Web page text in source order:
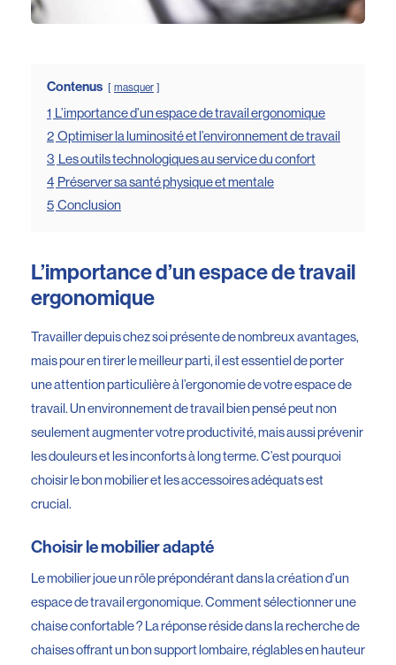
Contenus masquer
1 L’importance d’un espace de travail ergonomique
2 Optimiser la luminosité et l’environnement de travail
3 Les outils technologiques au service du confort
4 Préserver sa santé physique et mentale
5 Conclusion
L’importance d’un espace de travail
ergonomique
Travailler depuis chez soi présente de nombreux avantages,
mais pour en tirer le meilleur parti, il est essentiel de porter
une attention particulière à l’ergonomie de votre espace de
travail. Un environnement de travail bien pensé peut non
seulement augmenter votre productivité, mais aussi prévenir
les douleurs et les inconforts à long terme. C’est pourquoi
choisir le bon mobilier et les accessoires adéquats est
crucial.
Choisir le mobilier adapté
Le mobilier joue un rôle prépondérant dans la création d’un
espace de travail ergonomique. Comment sélectionner une
chaise confortable ? La réponse réside dans la recherche de
chaises offrant un bon support lombaire, réglables en hauteur